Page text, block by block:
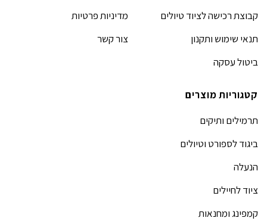
קבוצת רכישה לציוד טיולים
תנאי שימוש ותקנון
ביטול עסקה
מדיניות פרטיות
צור קשר
קטגוריות מוצרים
תרמילים ותיקים
ביגוד לספורט וטיולים
הנעלה
ציוד לחיילים
קמפינג ומחנאות